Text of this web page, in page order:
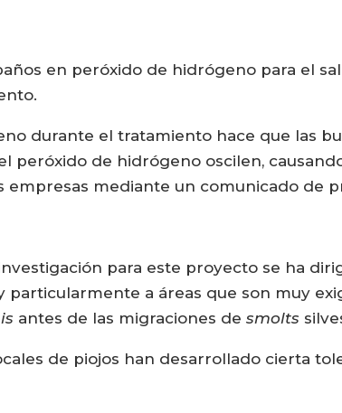
en peróxido de hidrógeno para el
durante el tratamiento hace que las
peróxido de hidrógeno oscilen,
empresas mediante un comunicado de
para este proyecto se ha
a áreas que son muy
antes de las migraciones desmolts
de piojos han desarrollado cierta